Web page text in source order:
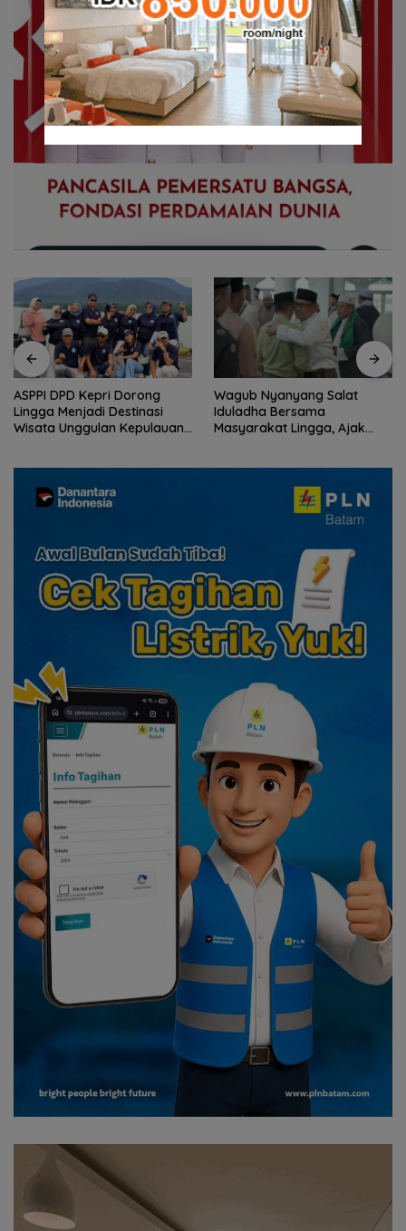
ASPPI DPD Kepri Dorong
Lingga Menjadi Destinasi
Wisata Unggulan Kepulauan
Wagub Nyanyang Salat
Iduladha Bersama
Masyarakat Lingga, Ajak